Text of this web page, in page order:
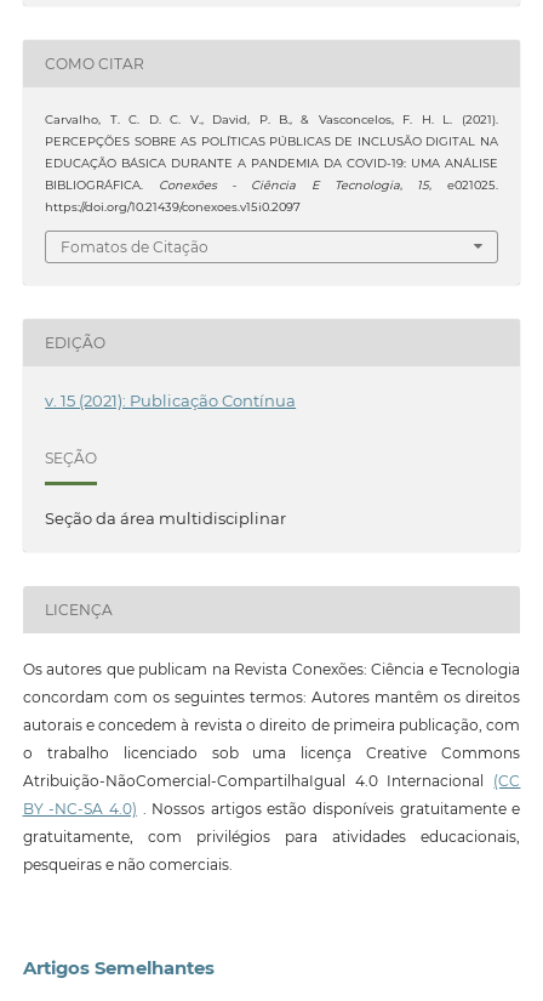
COMO CITAR
Carvalho, T. C. D. C. V., David, P. B., & Vasconcelos, F. H. L. (2021).
PERCEPÇÕES SOBRE AS POLÍTICAS PÚBLICAS DE INCLUSÃO DIGITAL NA
EDUCAÇÃO BÁSICA DURANTE A PANDEMIA DA COVID-19: UMA ANÁLISE
BIBLIOGRÁFICA.
Conexões - Ciência E Tecnologia, 15, e021025.
https://doi.org/10.21439/conexoes.v15i0.2097
Fomatos de Citação
EDIÇÃO
v. 15 (2021): Publicação Contínua
SEÇÃO
Seção da área multidisciplinar
LICENÇA
Os autores que publicam na Revista Conexões: Ciência e Tecnologia
concordam com os seguintes termos: Autores mantêm os direitos
autorais e concedem à revista o direito de primeira publicação, com
o trabalho licenciado sob uma licença Creative Commons
Atribuição-NãoComercial-CompartilhaIgual 4.0 Internacional (CC
BY -NC-SA 4.0) . Nossos artigos estão disponíveis gratuitamente e
gratuitamente, com privilégios para atividades educacionais,
pesqueiras e não comerciais.
Artigos Semelhantes